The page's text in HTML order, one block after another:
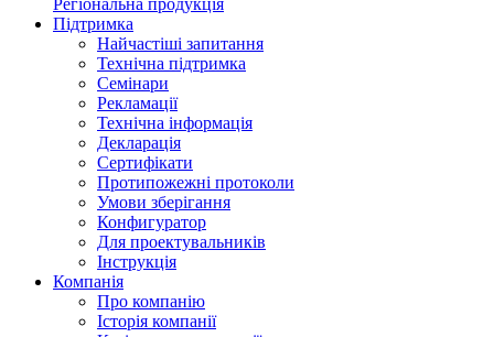
Регіональна продукція
Підтримка
Найчастіші запитання
Технічна підтримка
Семінари
Рекламації
Технічна інформація
Декларація
Сертифікати
Протипожежні протоколи
Умови зберігання
Конфигуратор
Для проектувальників
Інструкція
Компанія
Про компанію
Історія компанії